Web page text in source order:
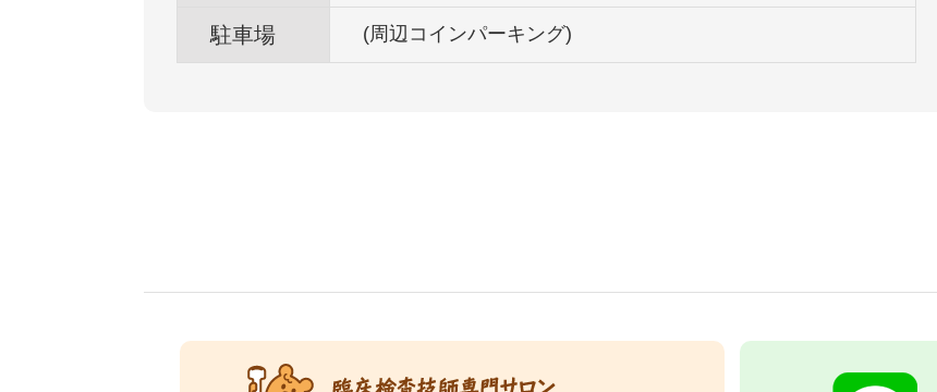
駐車場 (周辺コインパーキング)